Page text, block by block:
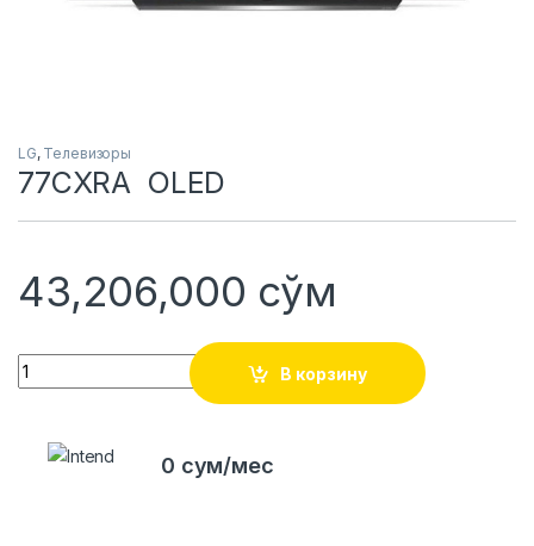
LG, Телевизоры
77CXRA OLED
43,206,000 сўм
Quantity
В корзину
0 сум/мес